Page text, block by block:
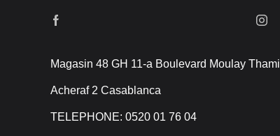
Magasin 48 GH 11-a Boulevard Moulay Thami
Acheraf 2 Casablanca
TELEPHONE: 0520 01 76 04